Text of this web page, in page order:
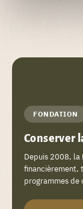
FONDATION
Conserver
Depuis 2008, la
financièrement,
programmes de